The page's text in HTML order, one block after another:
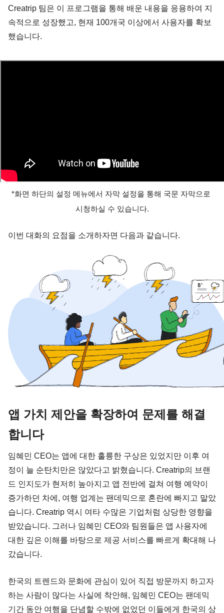
Creatrip 팀은 이 프로그램을 통해 배운 내용을 응용하여 지
속적으로 성장했고, 현재 100개국 이상에서 사용자를 확보
했습니다.
*화면 하단의 설정 메뉴에서 자막 설정을 통해 국문 자막으로
시청하실 수 있습니다.
이번 대화의 요점을 소개하자면 다음과 같습니다.
앱 가치 제안을 확장하여 문제를 해결
합니다
임혜민 CEO는 앱에 대한 훌륭한 구상은 있었지만 이후 여
정이 늘 순탄치만은 않았다고 밝혔습니다. Creatrip의 브랜
드 인지도가 현저히 높아지고 앱 전반에 걸쳐 여행 예약이
증가하던 차에, 여행 업계는 팬데믹으로 혼란에 빠지고 말았
습니다. Creatrip 역시 여타 수많은 기업처럼 상당한 영향을
받았습니다. 그러나 임혜민 CEO와 팀원들은 앱 사용자에
대한 깊은 이해를 바탕으로 제공 서비스를 빠르게 확대해 나
갔습니다.
한국의 트렌드와 문화에 관심이 있어 직접 방문까지 하고자
하는 사람이 많다는 사실에 착안해, 임혜민 CEO는 팬데믹
기간 동안 여행을 단념할 수밖에 없었던 이들에게 한국의 상